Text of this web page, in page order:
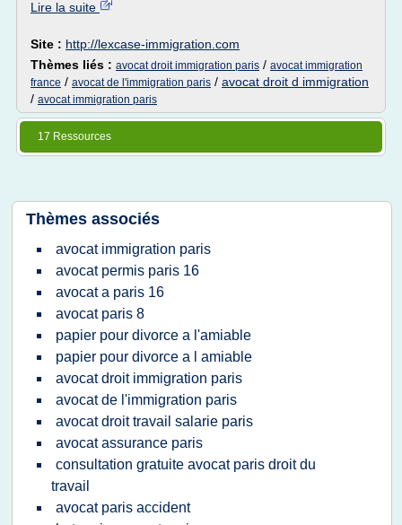
Lire la suite
Site : http://lexcase-immigration.com
Thèmes liés : avocat droit immigration paris / avocat immigration
france / avocat de l'immigration paris / avocat droit d immigration
/ avocat immigration paris
17 Ressources
Thèmes associés
avocat immigration paris
avocat permis paris 16
avocat a paris 16
avocat paris 8
papier pour divorce a l'amiable
papier pour divorce a l amiable
avocat droit immigration paris
avocat de l'immigration paris
avocat droit travail salarie paris
avocat assurance paris
consultation gratuite avocat paris droit du
travail
avocat paris accident